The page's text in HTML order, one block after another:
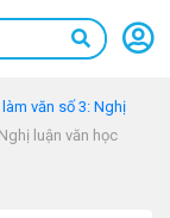
văn số 3: Nghị
luận văn học